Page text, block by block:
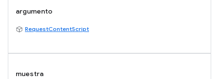
argumento
RequestContentScript
muestra